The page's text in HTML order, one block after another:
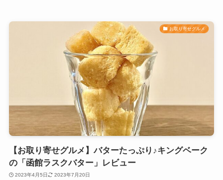
お取り寄せグルメ
【お取り寄せグルメ】バターたっぷり♪キングベーク
の「函館ラスクバター」レビュー
2023年4月5日 2023年7月20日